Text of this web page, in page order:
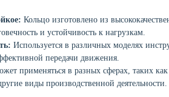
Кольцо изготовлено из
и устойчивость к нагрузкам.
Используется в различных моделях
передачи движения.
применяться в разных сферах, таких как
виды производственной деятельности.